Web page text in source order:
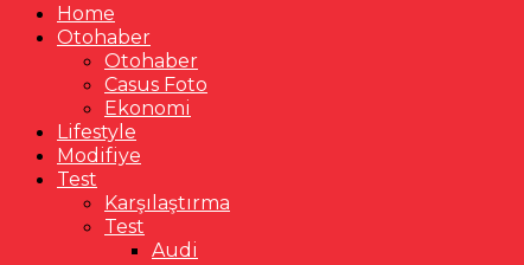
Home
Otohaber
Otohaber
Casus Foto
Ekonomi
Lifestyle
Modifiye
Test
Karşılaştırma
Test
Audi